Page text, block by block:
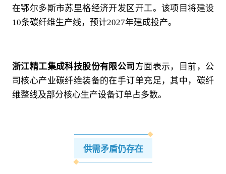
在鄂尔多斯市苏里格经济开发区开工。该项目将建设
10条碳纤维生产线，预计2027年建成投产。
浙江精工集成科技股份有限公司 方面表示，目前，公
司核心产业碳纤维装备的在手订单充足，其中，碳纤
维整线及部分核心生产设备订单占多数。
供需矛盾仍存在